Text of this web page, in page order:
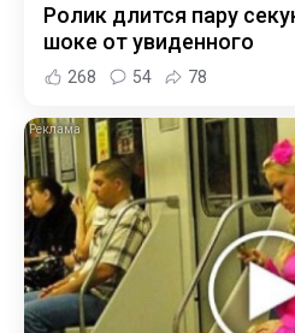
Ролик длится пару
шоке от увиденного
268 54 78